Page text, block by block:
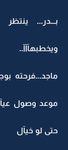
بـــدر...
ويخطبهآآآ..
ماجد...فرحته
موعد وصول
حتى لو خيآل